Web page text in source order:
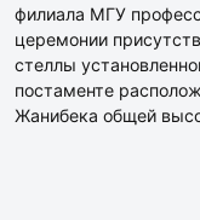
филиала МГУ
церемонии
стеллы
постаменте
Жанибека общей